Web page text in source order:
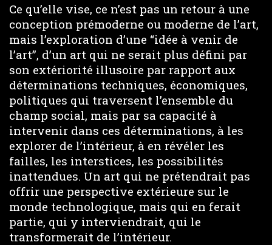
Ce qu’elle vise, ce n’est pas un retour à une
conception prémoderne ou moderne de l’art,
mais l’exploration d’une “idée à venir de
l’art”, d’un art qui ne serait plus défini par
son extériorité illusoire par rapport aux
déterminations techniques, économiques,
politiques qui traversent l’ensemble du
champ social, mais par sa capacité à
intervenir dans ces déterminations, à les
explorer de l’intérieur, à en révéler les
failles, les interstices, les possibilités
inattendues. Un art qui ne prétendrait pas
offrir une perspective extérieure sur le
monde technologique, mais qui en ferait
partie, qui y interviendrait, qui le
transformerait de l’intérieur.